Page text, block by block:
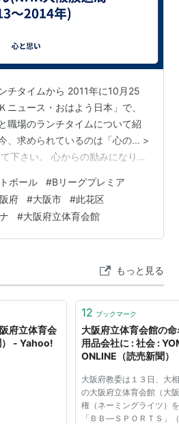
線、四つ橋線、千日前線 難波
分
駅南出口から徒歩5分
ば線 大阪難波駅から徒歩10分
） JR難波駅から徒歩10分
留所から徒歩5分
チタイムから 2011年に10月25
ニュース・おはよう日本」で、
職場のランチタイムについて紹
、求められているのは「心の... >
下さい。 心からの励みになりま
item/246672?
ABCテレビジョン 大阪市浪速区
跡地 “新拠点”「Kubota field」開
業施設等を中心とする
ボール #Bリーグプレミア
府 #大阪市 #此花区
#大阪府立体育会館
もっと見る
府立体育会
） - Yahoo!
12 ブックマーク
大阪府立体育会館の
用品会社に : 社会 :
ONLINE（読売新聞）
大阪府教委は１３日、大
の大阪府立体育会館（大
権（ネーミングライツ）
「ＢＢ―ＳＰＯＲＴＳ」